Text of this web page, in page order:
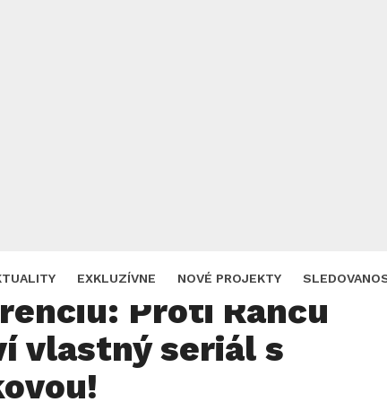
EXKLUZÍVNE NOVÉ PROJEKTY
vyostruje
Proti Ranču
vlastný seriál s